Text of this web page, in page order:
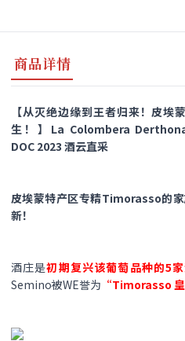
商品详情
【从灭绝边缘到王者归来！皮
生！】La Colombera
DOC 2023 酒云直采
皮埃蒙特产区专精Timorasso的
新！
酒庄是初期复兴该葡萄品种的5
Semino被WE誉为 “Timorasso